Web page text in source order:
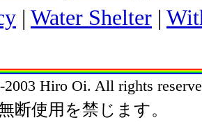
| Water Shelter |
Hiro Oi. All rights
断使用を禁じます。